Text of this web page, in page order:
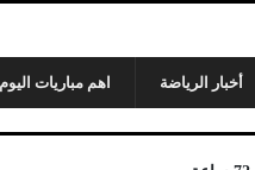
أخبار الرياضة اهم مباريات اليوم